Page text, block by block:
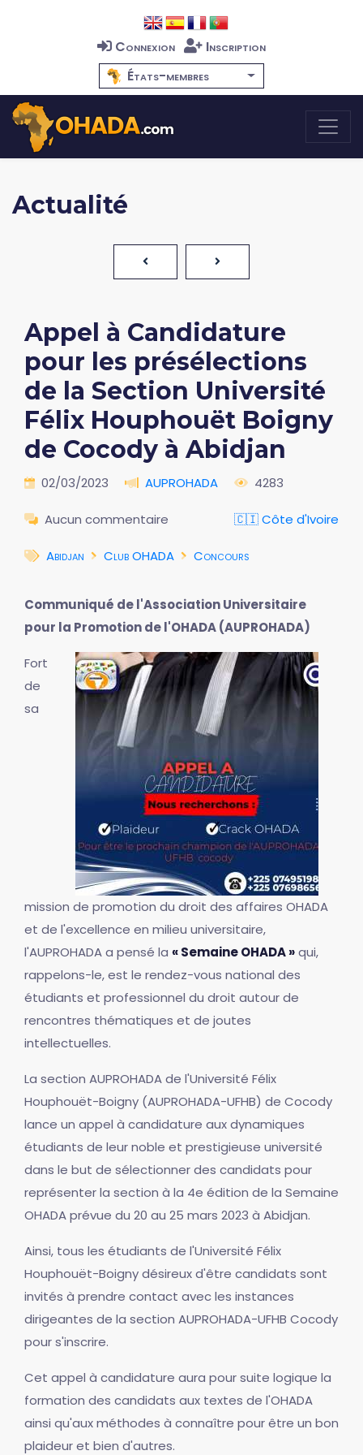
Connexion
Inscription
États-membres
Actualité
Appel à Candidature
pour les présélections
de la Section Université
Félix Houphouët Boigny
de Cocody à Abidjan
02/03/2023 AUPROHADA 4283
Aucun commentaire 🇨🇮 Côte d'Ivoire
Abidjan Club OHADA Concours
Communiqué de l'Association Universitaire
pour la Promotion de l'OHADA (AUPROHADA)
Fort
de
sa
mission de promotion du droit des affaires OHADA
et de l'excellence en milieu universitaire,
l'AUPROHADA a pensé la « Semaine OHADA »qui,
rappelons-le, est le rendez-vous national des
étudiants et professionnel du droit autour de
rencontres thématiques et de joutes
intellectuelles.
La section AUPROHADA de l'Université Félix
Houphouët-Boigny (AUPROHADA-UFHB) de Cocody
lance un appel à candidature aux dynamiques
étudiants de leur noble et prestigieuse université
dans le but de sélectionner des candidats pour
représenter la section à la 4e édition de la Semaine
OHADA prévue du 20 au 25 mars 2023 à Abidjan.
Ainsi, tous les étudiants de l'Université Félix
Houphouët-Boigny désireux d'être candidats sont
invités à prendre contact avec les instances
dirigeantes de la section AUPROHADA-UFHB Cocody
pour s'inscrire.
Cet appel à candidature aura pour suite logique la
formation des candidats aux textes de l'OHADA
ainsi qu'aux méthodes à connaître pour être un bon
plaideur et bien d'autres.